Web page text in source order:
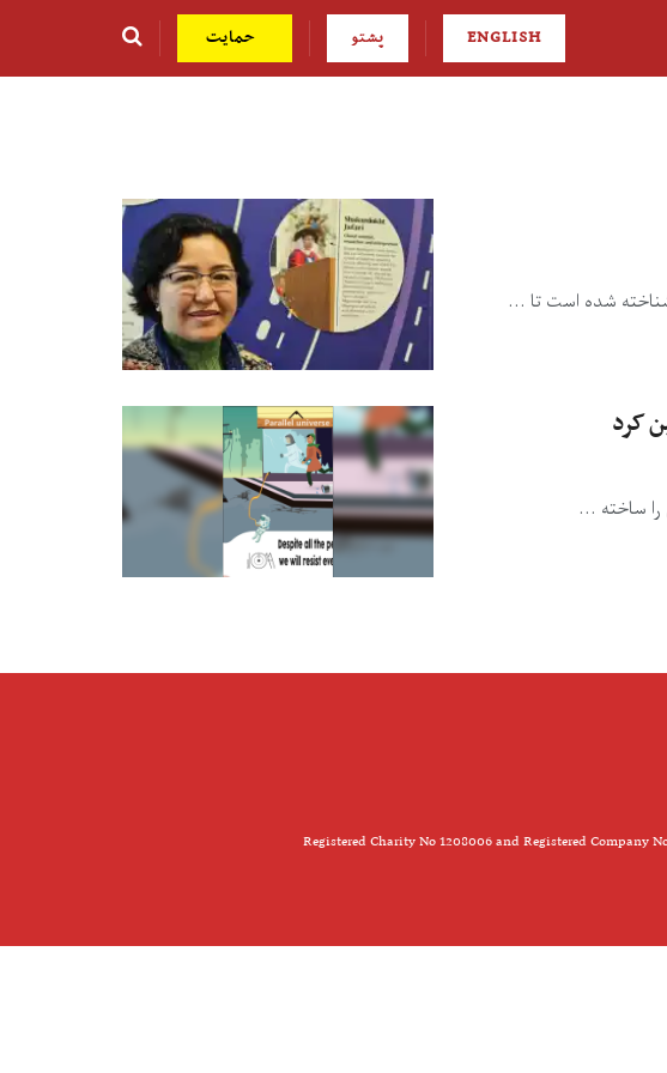
ENGLISH پشتو حمایت
شده است تا ...
کرد
ساخته ...
Registered Charity No 1208006 and Registered Company